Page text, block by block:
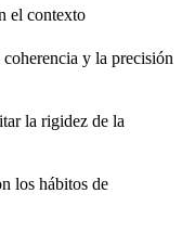
el contexto
y la precisión
la rigidez de la
los hábitos de